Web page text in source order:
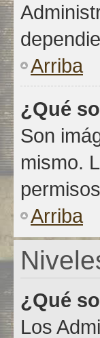
Arriba
¿Qué
Son
mismo.
Arriba
¿Qué
Los